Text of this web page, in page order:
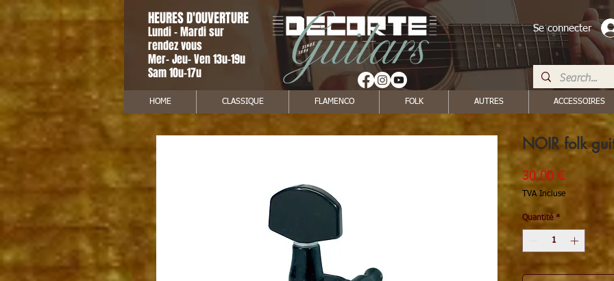
HEURES D'OUVERTURE
Lundi - Mardi sur
rendez vous
Mer- Jeu- Ven 13u-19u
Sam 10u-17u
Se connecter
HOME CLASSIQUE FLAMENCO FOLK AUTRES ACCESSOIRES
NOIR folk
30,00 €Prix
TVA Incluse
Quantité *